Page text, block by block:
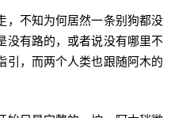
，不知为何居然一条别狗都没
没有路的，或者说没有哪里不
引，而两个人类也跟随阿木的